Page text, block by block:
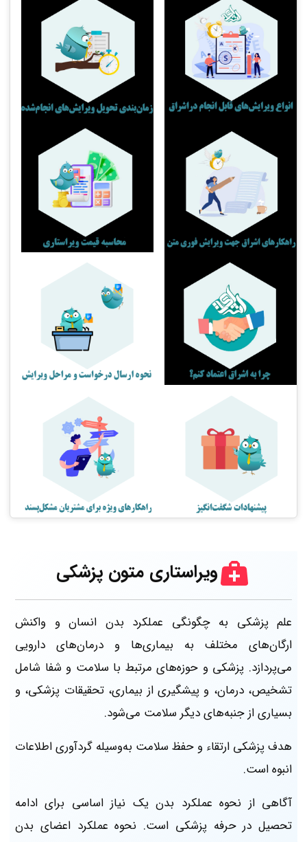
ویراستاری متون پزشکی
علم پزشکی به چگونگی عملکرد بدن انسان و واکنش
ارگان‌های مختلف به بیماری‌ها و درمان‌های دارویی
می‌پردازد. پزشکی و حوزه‌های مرتبط با سلامت و شفا شامل
تشخیص، درمان، و پیشگیری از بیماری، تحقیقات پزشکی، و
بسیاری از جنبه‌های دیگر سلامت می‌شود.
هدف پزشکی ارتقاء و حفظ سلامت به‌وسیله گردآوری اطلاعات
انبوه است.
آگاهی از نحوه عملکرد بدن یک نیاز اساسی برای ادامه
تحصیل در حرفه پزشکی است. نحوه عملکرد اعضای بدن